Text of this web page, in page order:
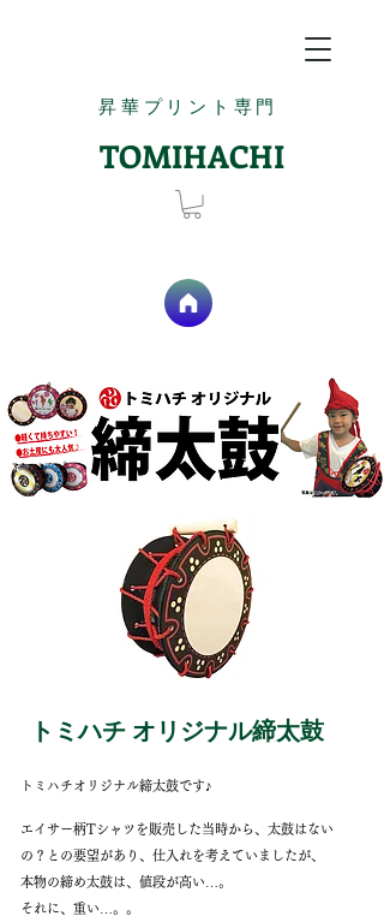
昇華プリント専門
TOMIHACHI
トミハチ オリジナル締太鼓
トミハチオリジナル締太鼓です♪
エイサー柄Tシャツを販売した当時から、太鼓はない
の？との要望があり、仕入れを考えていましたが、
本物の締め太鼓は、値段が高い…。
それに、重い…。。